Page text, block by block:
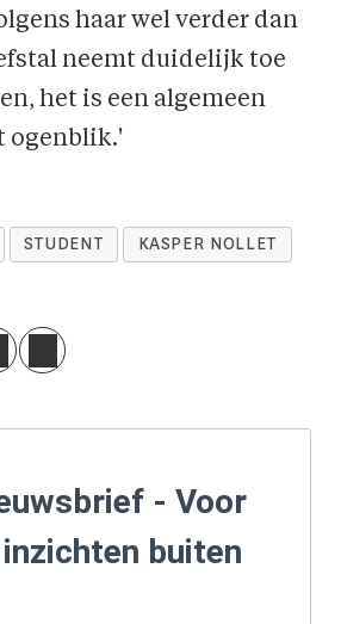
haar wel verder dan
neemt duidelijk toe
het is een algemeen
ogenblik.'
STUDENT KASPER NOLLET
- Voor
buiten